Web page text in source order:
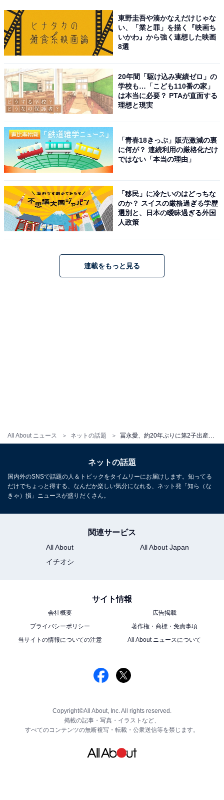
All About ニュース ネットの話題
東野圭吾や湊かなえだけじゃな
い、「業と罪」を描く『映画ち
いかわ』から強く連想した映画
8選
20年間「駆け込み実績ゼロ」の
学校も…「こども110番の家」
は本当に必要？ PTAが直面する
理想と現実
「青春18きっぷ」販売激減の裏
に何が？ 連続利用の厳格化だけ
ではない「本当の理由」
「移民」に冷たいのはどっちな
のか？ スイスの厳格過ぎる学歴
選別と、日本の曖昧過ぎる外国
人政策
連載をもっと見る
ネットの話題
国内外のSNSで話題の人＆トピックをタイムリーにお届けします。知ってる
だけでちょっと得する、なんだか楽しい気分になれる、ネット発「知ら（な
きゃ）損」ニュースが盛りだくさん。
関連サービス
All About
All About Japan
イチオシ
サイト情報
会社概要
広告掲載
プライバシーポリシー
著作権・商標・免責事項
当サイトの情報についての注意
All About ニュースについて
Copyright©All About, Inc. All rights reserved.
掲載の記事・写真・イラストなど、
すべてのコンテンツの無断複写・転載・公衆送信等を禁じます。